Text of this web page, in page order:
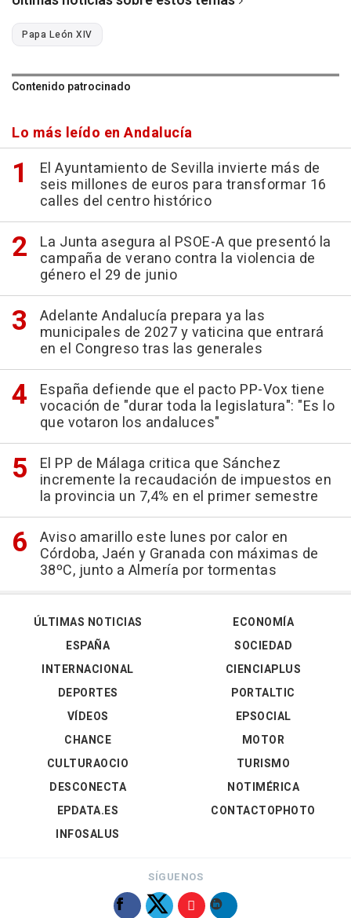
Papa León XIV
Contenido patrocinado
Lo más leído en Andalucía
El Ayuntamiento de Sevilla invierte más de
seis millones de euros para transformar 16
calles del centro histórico
La Junta asegura al PSOE-A que presentó la
campaña de verano contra la violencia de
género el 29 de junio
Adelante Andalucía prepara ya las
municipales de 2027 y vaticina que entrará
en el Congreso tras las generales
España defiende que el pacto PP-Vox tiene
vocación de "durar toda la legislatura": "Es lo
que votaron los andaluces"
El PP de Málaga critica que Sánchez
incremente la recaudación de impuestos en
la provincia un 7,4% en el primer semestre
Aviso amarillo este lunes por calor en
Córdoba, Jaén y Granada con máximas de
38ºC, junto a Almería por tormentas
ÚLTIMAS NOTICIAS
ESPAÑA
INTERNACIONAL
DEPORTES
VÍDEOS
ECONOMÍA
SOCIEDAD
CIENCIAPLUS
PORTALTIC
EPSOCIAL
CHANCE
CULTURAOCIO
DESCONECTA
EPDATA.ES
INFOSALUS
MOTOR
TURISMO
NOTIMÉRICA
CONTACTOPHOTO
SÍGUENOS